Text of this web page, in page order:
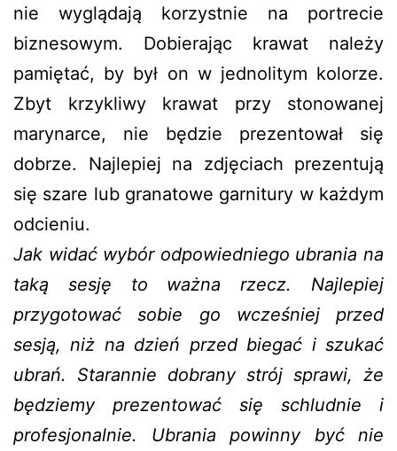
nie wyglądają korzystnie na portrecie
biznesowym. Dobierając krawat należy
pamiętać, by był on w jednolitym kolorze.
Zbyt krzykliwy krawat przy stonowanej
marynarce, nie będzie prezentował się
dobrze. Najlepiej na zdjęciach prezentują
się szare lub granatowe garnitury w każdym
odcieniu.
Jak widać wybór odpowiedniego ubrania na
taką sesję to ważna rzecz. Najlepiej
przygotować sobie go wcześniej przed
sesją, niż na dzień przed biegać i szukać
ubrań. Starannie dobrany strój sprawi, że
będziemy prezentować się schludnie i
profesjonalnie. Ubrania powinny być nie